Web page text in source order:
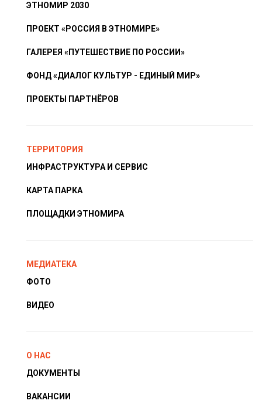
ЭТНОМИР 2030
ПРОЕКТ «РОССИЯ В ЭТНОМИРЕ»
ГАЛЕРЕЯ «ПУТЕШЕСТВИЕ ПО РОССИИ»
ФОНД «ДИАЛОГ КУЛЬТУР - ЕДИНЫЙ МИР»
ПРОЕКТЫ ПАРТНЁРОВ
ТЕРРИТОРИЯ
ИНФРАСТРУКТУРА И СЕРВИС
КАРТА ПАРКА
ПЛОЩАДКИ ЭТНОМИРА
МЕДИАТЕКА
ФОТО
ВИДЕО
О НАС
ДОКУМЕНТЫ
ВАКАНСИИ